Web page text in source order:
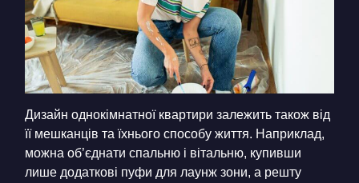
Дизайн однокімнатної квартири залежить також від
її мешканців та їхнього способу життя. Наприклад,
можна об’єднати спальню і вітальню, купивши
лише додаткові пуфи для лаунж зони, а решту